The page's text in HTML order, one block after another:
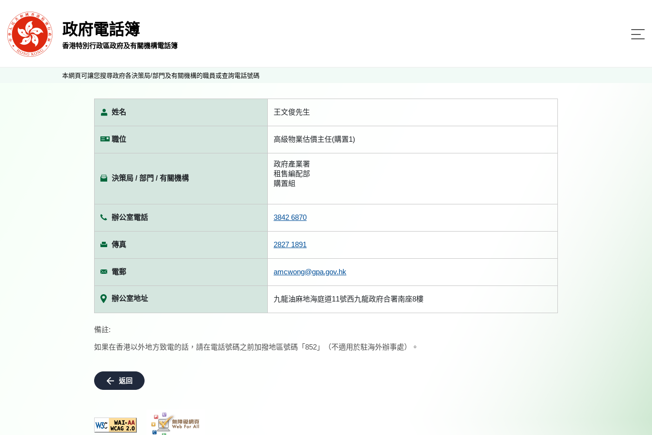
政府電話簿
香港特別行政區政府及有關機構電話簿
本網頁可讓您搜尋政府各決策局/部門及有關機構的職員或查詢電話號碼
姓名 王文俊先生
職位 高級物業估價主任(購置1)
決策局 / 部門 / 有關機構
政府產業署
租售編配部
購置組
辦公室電話 3842 6870
傳真 2827 1891
電郵 amcwong@gpa.gov.hk
辦公室地址 九龍油麻地海庭道11號西九龍政府合署南座8樓
備註:
如果在香港以外地方致電的話，請在電話號碼之前加撥地區號碼「852」（不適用於駐海外辦事處）。
返回